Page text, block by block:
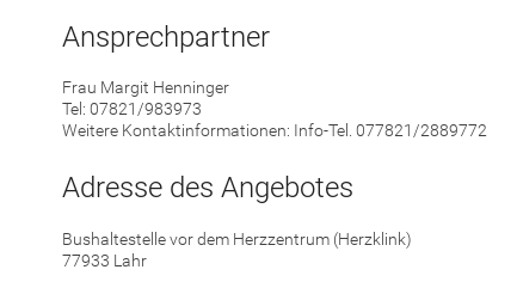
Ansprechpartner
Frau Margit Henninger
Tel: 07821/983973
Weitere Kontaktinformationen: Info-Tel. 077821/2889772
Adresse des Angebotes
Bushaltestelle vor dem Herzzentrum (Herzklink)
77933 Lahr